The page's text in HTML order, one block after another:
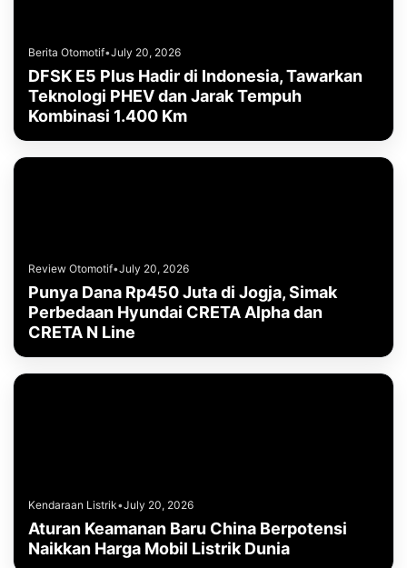
Berita Otomotif•July 20, 2026
DFSK E5 Plus Hadir di Indonesia, Tawarkan
Teknologi PHEV dan Jarak Tempuh
Kombinasi 1.400 Km
Review Otomotif•July 20, 2026
Punya Dana Rp450 Juta di Jogja, Simak
Perbedaan Hyundai CRETA Alpha dan
CRETA N Line
Kendaraan Listrik•July 20, 2026
Aturan Keamanan Baru China Berpotensi
Naikkan Harga Mobil Listrik Dunia